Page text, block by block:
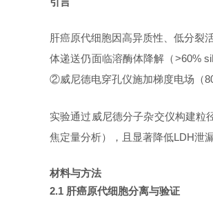
肝癌原代细胞因高异质性、低分裂
体递送仍面临溶酶体降解（>60%
②威尼德电穿孔仪施加梯度电场（
实验通过威尼德分子杂交仪构建粒
焦定量分析），且显著降低LDH泄
‌材料与方法‌
2.1 肝癌原代细胞分离与验证